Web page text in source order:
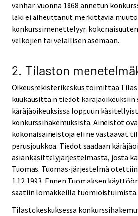
vanhan vuonna 1868 annetun
laki ei aiheuttanut merkittäviä
konkurssimenettelyyn
velkojien tai velallisen asemaan.
2. Tilaston
Oikeusrekisterikeskus toimittaa
kuukausittain tiedot käräjäoikeuksiin
käräjäoikeuksissa loppuun
konkurssihakemuksista. Aineistot
kokonaisaineistoja eli ne vastaavat
perusjoukkoa. Tiedot saadaan
asiankäsittelyjärjestelmästä, josta
Tuomas. Tuomas-järjestelmä
1.12.1993. Ennen Tuomaksen
saatiin lomakkeilla tuomioistuimista.
Tilastokeskuksessa